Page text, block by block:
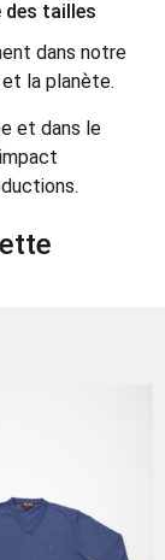
des tailles
dans notre
la planète.
et dans le